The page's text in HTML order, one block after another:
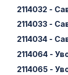
2114032 -
2114033 -
2114034 -
2114064 -
2114065 -